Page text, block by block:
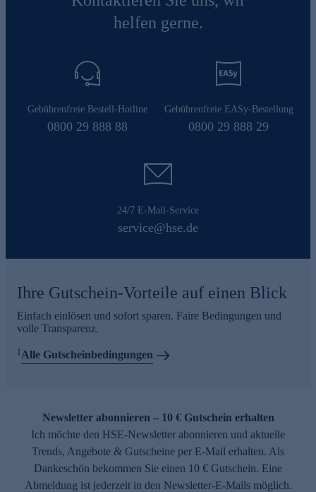
helfen gerne.
Gebührenfreie Bestell-Hotline
0800 29 888 88
Gebührenfreie EASy-Bestellung
0800 29 888 29
24/7 E-Mail-Service
service@hse.de
Ihre Gutschein-Vorteile auf einen Blick
Einfach einlösen und sofort sparen. Faire Bedingungen und
volle Transparenz.
1Alle Gutscheinbedingungen
Newsletter abonnieren – 10 € Gutschein erhalten
Ich möchte den HSE-Newsletter abonnieren und aktuelle
Trends, Angebote & Gutscheine per E-Mail erhalten. Als
Dankeschön bekommen Sie einen 10 € Gutschein. Eine
Abmeldung ist jederzeit in den Newsletter-E-Mails möglich.